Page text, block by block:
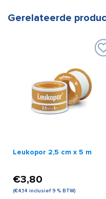
Gerelateerde
Leukopor 2,5 cm x 5 m
€3,80
(€4,14 inclusief 9 % BTW)